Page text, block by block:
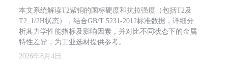
本文系统解读T2紫铜的国标硬度和抗拉强度（包括T2及
T2_1/2H状态），结合GB/T 5231-2012标准数据，详细分
析其力学性能指标及影响因素，并对比不同状态下的金属
特性差异，为工业选材提供参考。
2026年8月4日